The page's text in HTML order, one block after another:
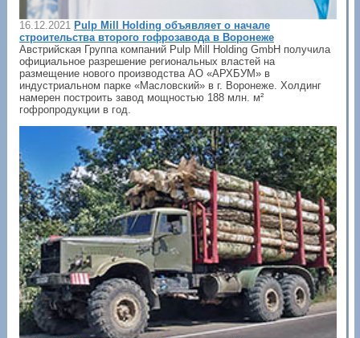
16.12.2021 Pulp Mill Holding объявляет о начале
строительства второго гофрозавода в Воронеже
Австрийская Группа компаний Pulp Mill Holding GmbH получила
официальное разрешение региональных властей на
размещение нового производства АО «АРХБУМ» в
индустриальном парке «Масловский» в г. Воронеже. Холдинг
намерен построить завод мощностью 188 млн. м²
гофропродукции в год.